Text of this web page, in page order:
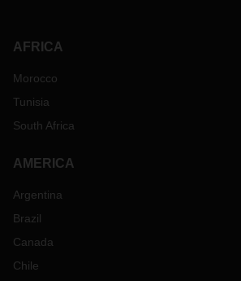
AFRICA
Morocco
Tunisia
South Africa
AMERICA
Argentina
Brazil
Canada
Chile